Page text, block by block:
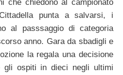
che chiedono al campionato
punta a salvarsi, i
al passsaggio di categoria
anno. Gara da sbadigli e
la regala una decisione
gli ospiti in dieci negli ultimi